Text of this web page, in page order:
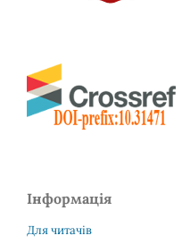
Інформація
Для читачів